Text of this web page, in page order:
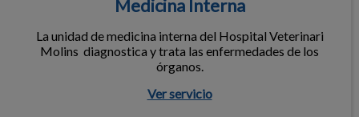
Medicina Interna
La unidad de medicina interna del Hospital Veterinari
Molins diagnostica y trata las enfermedades de los
órganos.
Ver servicio